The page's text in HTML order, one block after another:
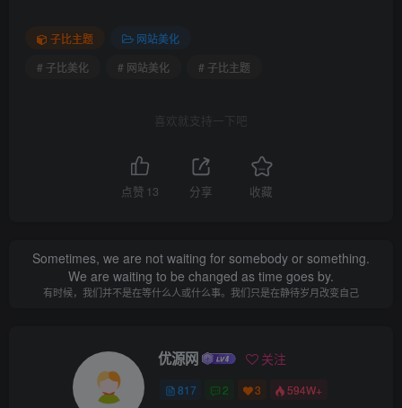
子比主题
网站美化
# 子比美化
# 网站美化 # 子比主题
喜欢就支持一下吧
点赞 13 分享 收藏
Sometimes, we are not waiting for somebody or something.
We are waiting to be changed as time goes by.
有时候，我们并不是在等什么人或什么事。我们只是在静待岁月改变自己
优源网 关注
817 2 3 594W+